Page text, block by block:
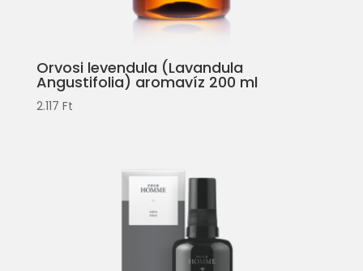
Orvosi levendula (Lavandula
Angustifolia) aromavíz 200 ml
2.117 Ft